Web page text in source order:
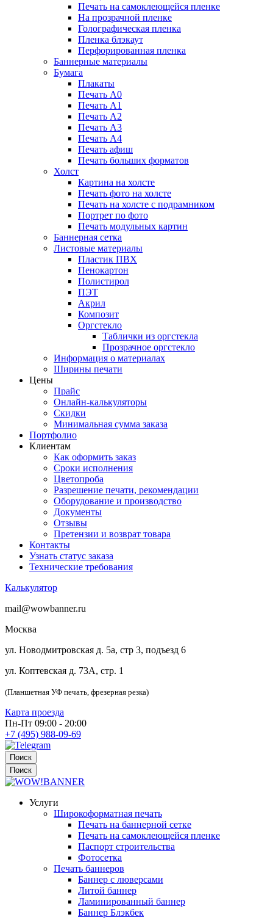
Печать на самоклеющейся пленке
На прозрачной пленке
Голографическая пленка
Пленка блэкаут
Перфорированная пленка
Баннерные материалы
Бумага
Плакаты
Печать А0
Печать А1
Печать А2
Печать А3
Печать А4
Печать афиш
Печать больших форматов
Холст
Картина на холсте
Печать фото на холсте
Печать на холсте с подрамником
Портрет по фото
Печать модульных картин
Баннерная сетка
Листовые материалы
Пластик ПВХ
Пенокартон
Полистирол
ПЭТ
Акрил
Композит
Оргстекло
Таблички из оргстекла
Прозрачное оргстекло
Информация о материалах
Ширины печати
Цены
Прайс
Онлайн-калькуляторы
Скидки
Минимальная сумма заказа
Портфолио
Клиентам
Как оформить заказ
Сроки исполнения
Цветопроба
Разрешение печати, рекомендации
Оборудование и производство
Документы
Отзывы
Претензии и возврат товара
Контакты
Узнать статус заказа
Технические требования
Калькулятор
mail@wowbanner.ru
Москва
ул. Новодмитровская д. 5а, стр 3, подъезд 6
ул. Коптевская д. 73А, стр. 1
(Планшетная УФ печать, фрезерная резка)
Карта проезда
Пн-Пт 09:00 - 20:00
+7 (495) 988-09-69
Поиск
Поиск
Услуги
Широкоформатная печать
Печать на баннерной сетке
Печать на самоклеющейся пленке
Паспорт строительства
Фотосетка
Печать баннеров
Баннер с люверсами
Литой баннер
Ламинированный баннер
Баннер Блэкбек